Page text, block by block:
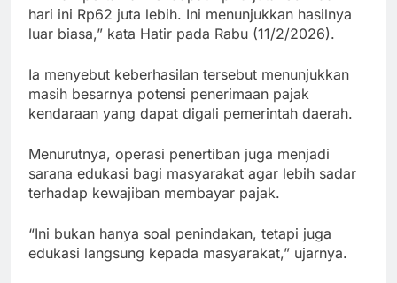
hari ini Rp62 juta lebih. Ini menunjukkan hasilnya
luar biasa,” kata Hatir pada Rabu (11/2/2026).
Ia menyebut keberhasilan tersebut menunjukkan
masih besarnya potensi penerimaan pajak
kendaraan yang dapat digali pemerintah daerah.
Menurutnya, operasi penertiban juga menjadi
sarana edukasi bagi masyarakat agar lebih sadar
terhadap kewajiban membayar pajak.
“Ini bukan hanya soal penindakan, tetapi juga
edukasi langsung kepada masyarakat,” ujarnya.